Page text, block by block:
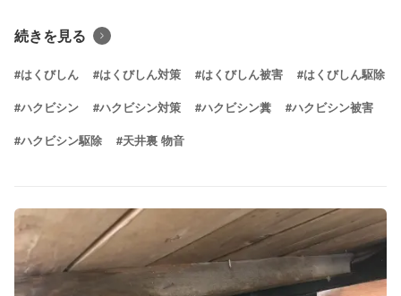
続きを見る
#はくびしん #はくびしん対策 #はくびしん被害 #はくびしん駆除
#ハクビシン #ハクビシン対策 #ハクビシン糞 #ハクビシン被害
#ハクビシン駆除 #天井裏 物音